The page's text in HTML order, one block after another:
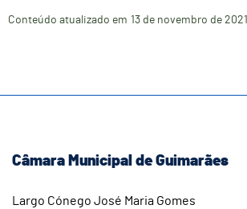
Conteúdo atualizado em 13 de novembro de 2021
Câmara Municipal de Guimarães
Largo Cónego José Maria Gomes